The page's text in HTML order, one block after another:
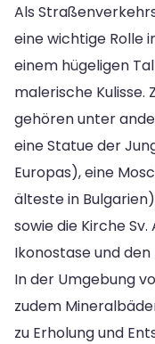
Als
eine wichtige Rolle
einem hügeligen
malerische Kulisse.
gehören unter
eine Statue der
Europas), eine
älteste in
sowie die Kirche
Ikonostase und den
In der Umgebung
zudem
zu Erholung und